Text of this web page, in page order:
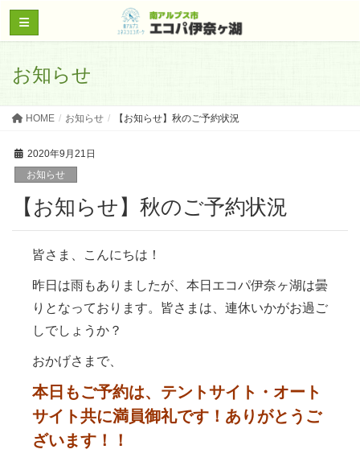
お知らせ
HOME お知らせ 【お知らせ】秋のご予約状況
2020年9月21日
お知らせ
【お知らせ】秋のご予約状況
皆さま、こんにちは！
昨日は雨もありましたが、本日エコパ伊奈ヶ湖は曇
りとなっております。皆さまは、連休いかがお過ご
しでしょうか？
おかげさまで、
本日もご予約は、テントサイト・オート
サイト共に満員御礼です！ありがとうご
ざいます！！